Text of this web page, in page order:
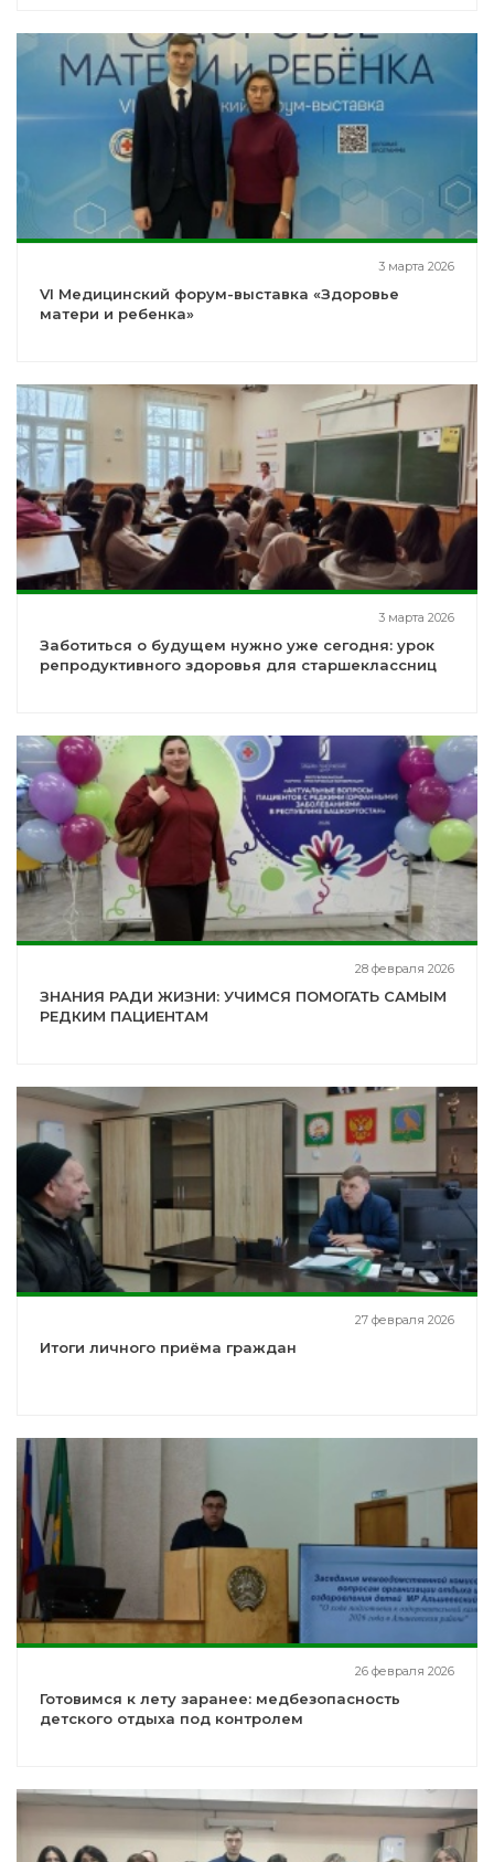
3 марта 2026
VI Медицинский форум-выставка «Здоровье
матери и ребенка»
3 марта 2026
Заботиться о будущем нужно уже сегодня: урок
репродуктивного здоровья для старшеклассниц
28 февраля 2026
ЗНАНИЯ РАДИ ЖИЗНИ: УЧИМСЯ ПОМОГАТЬ САМЫМ
РЕДКИМ ПАЦИЕНТАМ
27 февраля 2026
Итоги личного приёма граждан
26 февраля 2026
Готовимся к лету заранее: медбезопасность
детского отдыха под контролем